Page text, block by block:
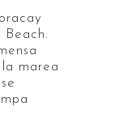
marea